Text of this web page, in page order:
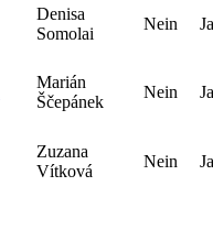
Denisa
Somolai
Nein Ja
Marián
Ščepánek
Nein Ja
Zuzana
Vítková
Nein Ja